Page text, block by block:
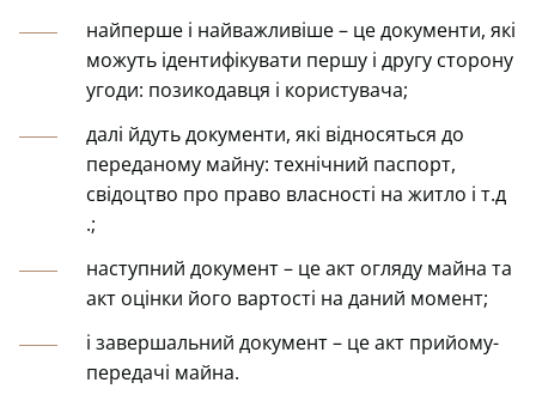
найперше і найважливіше – це документи, які
можуть ідентифікувати першу і другу сторону
угоди: позикодавця і користувача;
далі йдуть документи, які відносяться до
переданому майну: технічний паспорт,
свідоцтво про право власності на житло і т.д
.;
наступний документ – це акт огляду майна та
акт оцінки його вартості на даний момент;
і завершальний документ – це акт прийому-
передачі майна.